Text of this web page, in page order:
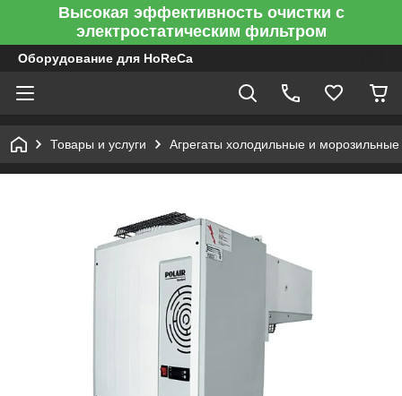
Высокая эффективность очистки с
электростатическим фильтром
Оборудование для HoReCa
Товары и услуги Агрегаты холодильные и морозильные